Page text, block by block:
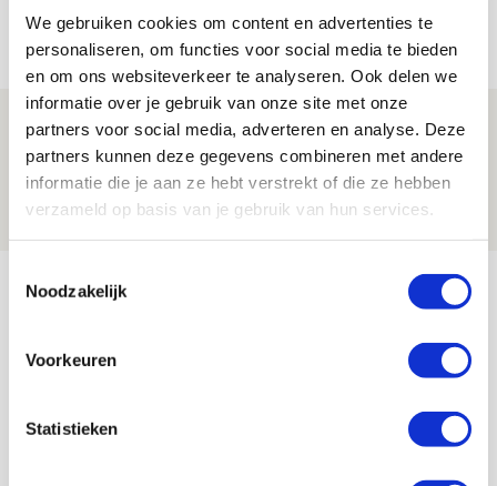
We gebruiken cookies om content en advertenties te
personaliseren, om functies voor social media te bieden
en om ons websiteverkeer te analyseren. Ook delen we
informatie over je gebruik van onze site met onze
partners voor social media, adverteren en analyse. Deze
partners kunnen deze gegevens combineren met andere
informatie die je aan ze hebt verstrekt of die ze hebben
verzameld op basis van je gebruik van hun services.
Noodzakelijk
Voorkeuren
Statistieken
08 AUGUSTUS 2026 - 11:34
NIEUWS
Spelen bij Jong Ajax of Ajax 1? Dat
maakt Abdalla ‘geen reet’ uit
08 AUGUSTUS 2026 - 10:04
NIEUWS
Selectiedag ballenjongens/-meiden